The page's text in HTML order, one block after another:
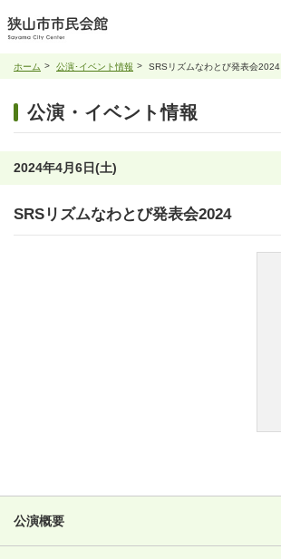
ホーム 公演･イベント情報 SRSリズムなわとび発表会2024
公演・イベント情報
2024年4月6日(土)
SRSリズムなわとび発表会2024
公演概要